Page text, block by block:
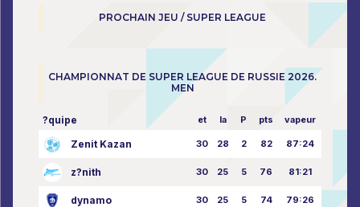
PROCHAIN JEU / SUPER LEAGUE
CHAMPIONNAT DE SUPER LEAGUE DE RUSSIE 2026.
MEN
?quipe et la P pts vapeur
Zenit Kazan 30 28 2 82 87:24
z?nith 30 25 5 76 81:21
dynamo 30 25 5 74 79:26